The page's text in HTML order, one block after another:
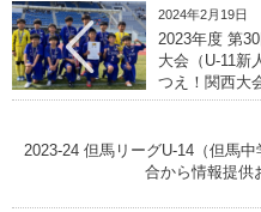
2024年2月19日
2023年度 第
大会（U-11新
つえ！関西大
2023-24 但馬リーグU-14（但馬
合から情報提供